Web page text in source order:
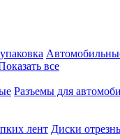
все
Разъемы для
лент Диски